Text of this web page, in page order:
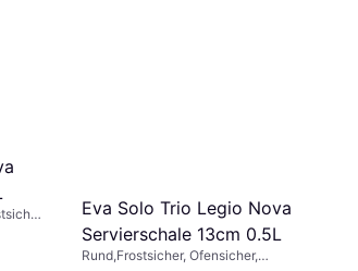
Eva Solo Trio Legio Nova
Servierschale 13cm 0.5L
Rund,Frostsicher, Ofensicher,